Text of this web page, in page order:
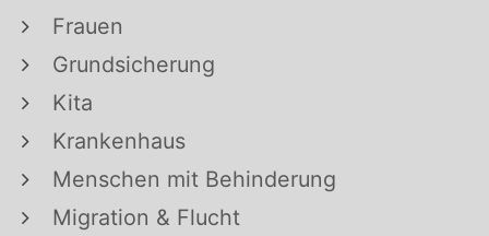
Frauen
Grundsicherung
Kita
Krankenhaus
Menschen mit Behinderung
Migration & Flucht